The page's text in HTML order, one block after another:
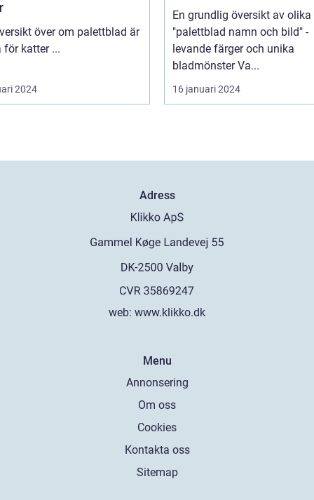
giftiga för katter ...
2024
En grundlig översikt av olika
"palettblad namn och bild" -
levande färger och unika
bladmönster Va...
16 januari 2024
Adress
web: www.klikko.dk
Menu
Annonsering
Om oss
Cookies
Kontakta oss
Sitemap